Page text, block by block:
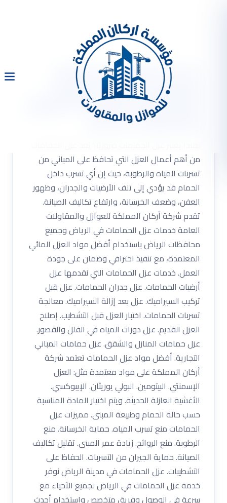
عزل الحمامات في الرياض
وجميع محافظات الرياض |
شركة أركان المملكة للعوازل
والمقاولات العامة
من أهم أعمال العزل التي تحافظ على المباني من
تسربات المياه والرطوبة، حيث إن أي تسرب داخل
الحمام قد يؤدي إلى تلف الأرضيات والجدران، وظهور
العفن، وضعف الخرسانة، وارتفاع تكاليف الصيانة.
تقدم شركة أركان المملكة للعوازل والمقاولات
العامة خدمات عزل الحمامات في الرياض وجميع
محافظات الرياض باستخدام أفضل مواد العزل المائي
المعتمدة، مع تنفيذ احترافي وضمان على جودة
العمل. خدمات عزل الحمامات التي نقدمها عزل
أرضيات الحمامات. عزل جدران الحمامات. عزل قبل
تركيب السيراميك. عزل بعد إزالة السيراميك. معالجة
تسربات الحمامات. اختبار العزل قبل التشطيب. إصلاح
العزل القديم. عزل دورات المياه في الفلل والقصور.
عزل حمامات المنازل والشقق. عزل حمامات المباني
التجارية. أفضل مواد عزل الحمامات تعتمد شركة
أركان المملكة على مواد معتمدة مثل: العزل
الإسمنتي. البيتومين. البولي يوريثان. الإيبوكسي.
الأغشية العازلة الحديثة. ويتم اختيار المادة المناسبة
حسب حالة الحمام وطبيعة المبنى. مميزات عزل
الحمامات منع تسرب المياه. حماية الخرسانة. منع
الرطوبة. منع الروائح. زيادة عمر المبنى. تقليل تكاليف
الصيانة. حماية الجيران من التسربات. الحفاظ على
التشطيبات. عزل الحمامات في مدينة الرياض نوفر
خدمة عزل الحمامات في الرياض لجميع الأحياء مع
سرعة في الوصول وفريق متخصص واستخدام أحدث